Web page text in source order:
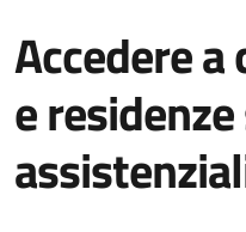
Accedere a
e